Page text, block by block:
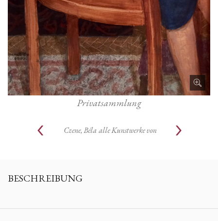
Privatsammlung
Czene, Béla alle Kunstwerke von
BESCHREIBUNG